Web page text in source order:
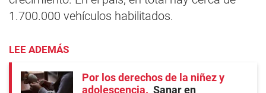
1.700.000 vehículos habilitados.
LEE ADEMÁS
Por los derechos de la niñez y
adolescencia
Sanar en